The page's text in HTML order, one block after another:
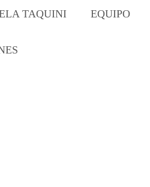
TAQUINI EQUIPO